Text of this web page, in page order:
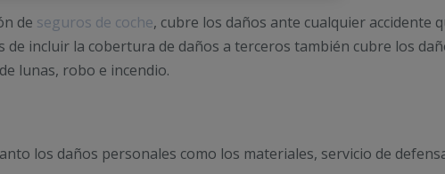
de seguros de coche, cubre los daños ante cualquier accidente
incluir la cobertura de daños a terceros también cubre los
lunas, robo e incendio.
los daños personales como los materiales, servicio de